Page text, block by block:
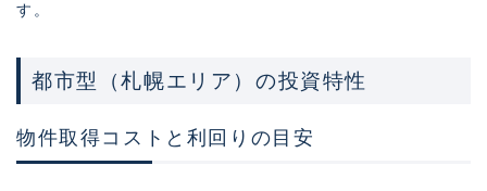
す。
都市型（札幌エリア）の投資特性
物件取得コストと利回りの目安